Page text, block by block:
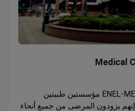
Medical
يوحد المركز الطبي ENEL-MED مؤسستين طبيتين
يزودون المرضى من جميع أنحاء